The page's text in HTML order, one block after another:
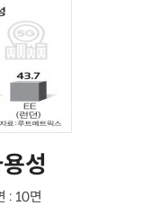
성
: 10면